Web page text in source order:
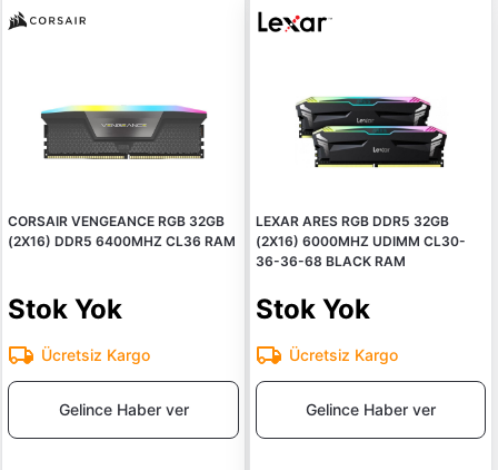
CORSAIR VENGEANCE RGB 32GB
(2X16) DDR5 6400MHZ CL36 RAM
Stok Yok
Ücretsiz Kargo
Gelince Haber ver
LEXAR ARES RGB DDR5 32GB
(2X16) 6000MHZ UDIMM CL30-
36-36-68 BLACK RAM
Stok Yok
Ücretsiz Kargo
Gelince Haber ver